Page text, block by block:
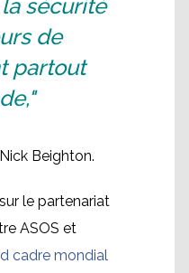
sécurité
de
partout
Beighton.
le partenariat
ASOS et
cadre mondial